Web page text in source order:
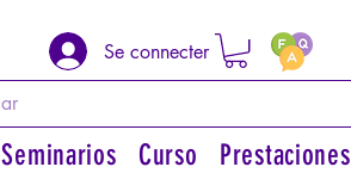
Se connecter
Seminarios Curso Prestaciones